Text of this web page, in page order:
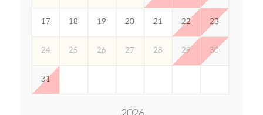
17 18 19 20 21 22 23
24 25 26 27 28 29 30
31